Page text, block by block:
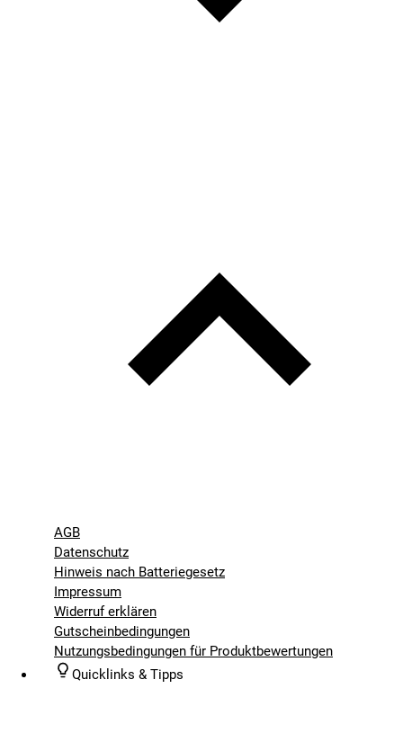
AGB
Datenschutz
Hinweis nach Batteriegesetz
Impressum
Widerruf erklären
Gutscheinbedingungen
Nutzungsbedingungen für Produktbewertungen
Quicklinks & Tipps